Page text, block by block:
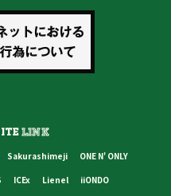
LINK
Sakurashimeji
ONE N' ONLY
ICEx Lienel iiONDO